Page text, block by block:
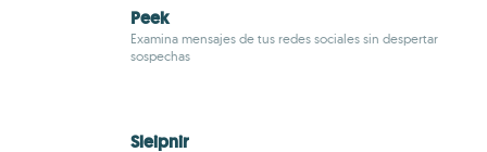
Peek
Examina mensajes de tus redes sociales sin despertar
sospechas
Sleipnir